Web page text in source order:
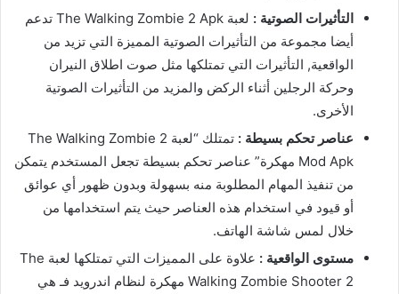
التأثيرات الصوتية :
لعبة The Walking Zombie 2 Apk تدعم
أيضا مجموعة من التأثيرات الصوتية المميزة التي تزيد من
الواقعية, التأثيرات التي تمتلكها مثل صوت اطلاق النيران
وحركة الرجلين أثناء الركض والمزيد من التأثيرات الصوتية
الأخرى.
عناصر تحكم بسيطة :
تمتلك “لعبة The Walking Zombie 2
Mod Apk مهكرة” عناصر تحكم بسيطة تجعل المستخدم يتمكن
من تنفيذ المهام المطلوبة منه بسهولة وبدون ظهور أي عوائق
أو قيود في استخدام هذه العناصر حيث يتم استخدامها من
خلال لمس شاشة الهاتف.
مستوى الواقعية :
علاوة على المميزات التي تمتلكها لعبة The
Walking Zombie Shooter 2 مهكرة لنظام اندرويد فـ هي